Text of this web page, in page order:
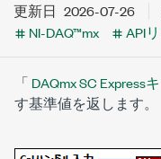
更新日 2026-07-26
NI-DAQ™mx
API
「 DAQmx SC Express
す基準値を返します。